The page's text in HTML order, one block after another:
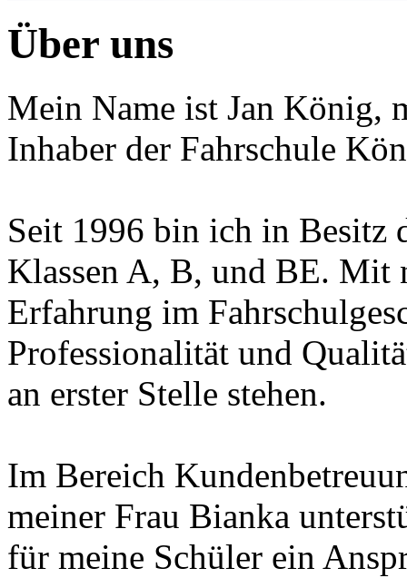
Über uns
Mein Name ist Jan König,
Inhaber der Fahrschule
Seit 1996 bin ich in Besitz
Klassen A, B, und BE. Mit
Erfahrung im
Professionalität und
an erster Stelle stehen.
Im Bereich
meiner Frau Bianka
für meine Schüler ein